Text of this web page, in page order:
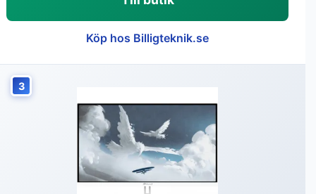
Köp hos Billigteknik.se
3